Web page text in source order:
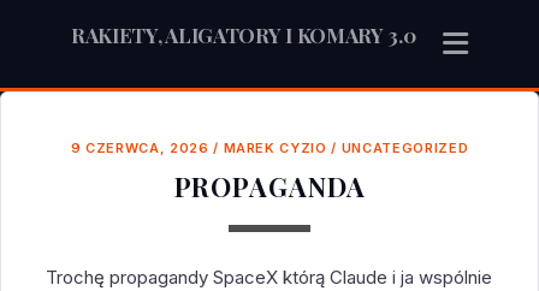
RAKIETY, ALIGATORY I KOMARY 3.0
9 CZERWCA, 2026 / MAREK CYZIO / UNCATEGORIZED
PROPAGANDA
Trochę propagandy SpaceX którą Claude i ja wspólnie